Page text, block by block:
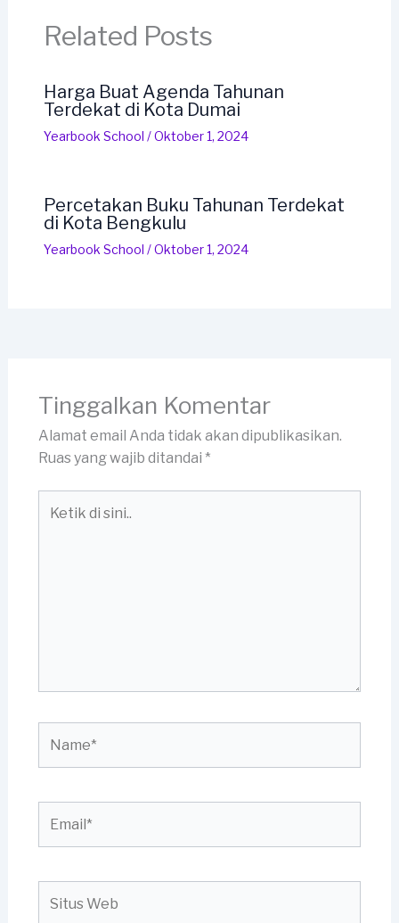
Related Posts
Harga Buat Agenda Tahunan
Terdekat di Kota Dumai
Yearbook School /Oktober 1, 2024
Percetakan Buku Tahunan Terdekat
di Kota Bengkulu
Yearbook School /Oktober 1, 2024
Tinggalkan Komentar
Alamat email Anda tidak akan dipublikasikan.
Ruas yang wajib ditandai *
Web